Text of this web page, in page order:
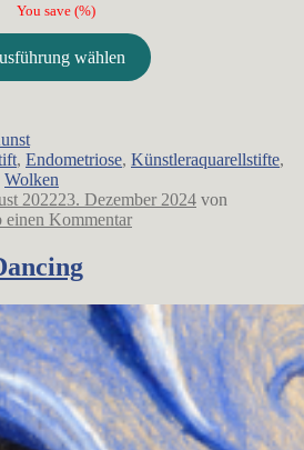
120,00 €
You save (%)
wählen
, Endometriose, Künstleraquarellstifte,
Wolken
202223. Dezember 2024 von
einen Kommentar